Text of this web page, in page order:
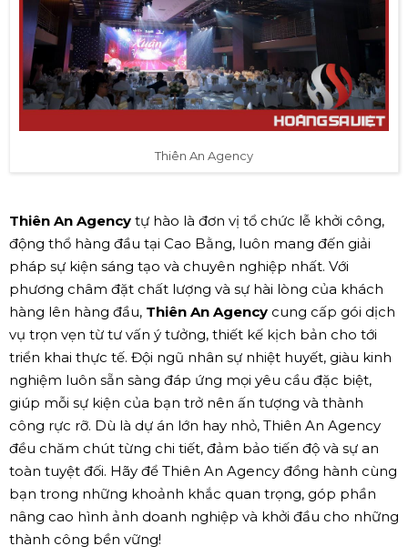
Thiên An Agency
Thiên An Agency tự hào là đơn vị tổ chức lễ khởi công,
động thổ hàng đầu tại Cao Bằng, luôn mang đến giải
pháp sự kiện sáng tạo và chuyên nghiệp nhất. Với
phương châm đặt chất lượng và sự hài lòng của khách
hàng lên hàng đầu, Thiên An Agency cung cấp gói dịch
vụ trọn vẹn từ tư vấn ý tưởng, thiết kế kịch bản cho tới
triển khai thực tế. Đội ngũ nhân sự nhiệt huyết, giàu kinh
nghiệm luôn sẵn sàng đáp ứng mọi yêu cầu đặc biệt,
giúp mỗi sự kiện của bạn trở nên ấn tượng và thành
công rực rỡ. Dù là dự án lớn hay nhỏ, Thiên An Agency
đều chăm chút từng chi tiết, đảm bảo tiến độ và sự an
toàn tuyệt đối. Hãy để Thiên An Agency đồng hành cùng
bạn trong những khoảnh khắc quan trọng, góp phần
nâng cao hình ảnh doanh nghiệp và khởi đầu cho những
thành công bền vững!